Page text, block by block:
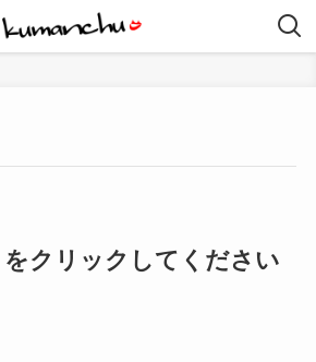
クリックしてください